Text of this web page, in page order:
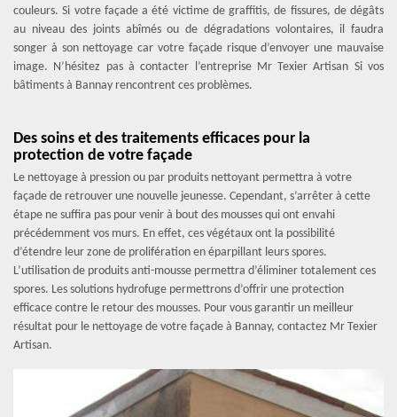
couleurs. Si votre façade a été victime de graffitis, de fissures, de dégâts
au niveau des joints abîmés ou de dégradations volontaires, il faudra
songer à son nettoyage car votre façade risque d’envoyer une mauvaise
image. N’hésitez pas à contacter l’entreprise Mr Texier Artisan Si vos
bâtiments à Bannay rencontrent ces problèmes.
Des soins et des traitements efficaces pour la
protection de votre façade
Le nettoyage à pression ou par produits nettoyant permettra à votre
façade de retrouver une nouvelle jeunesse. Cependant, s’arrêter à cette
étape ne suffira pas pour venir à bout des mousses qui ont envahi
précédemment vos murs. En effet, ces végétaux ont la possibilité
d’étendre leur zone de prolifération en éparpillant leurs spores.
L’utilisation de produits anti-mousse permettra d’éliminer totalement ces
spores. Les solutions hydrofuge permettrons d’offrir une protection
efficace contre le retour des mousses. Pour vous garantir un meilleur
résultat pour le nettoyage de votre façade à Bannay, contactez Mr Texier
Artisan.